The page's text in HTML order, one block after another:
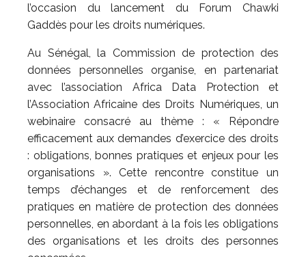
l’occasion du lancement du Forum Chawki
Gaddès pour les droits numériques.
Au Sénégal, la Commission de protection des
données personnelles organise, en partenariat
avec l’association Africa Data Protection et
l’Association Africaine des Droits Numériques, un
webinaire consacré au thème : « Répondre
efficacement aux demandes d’exercice des droits
: obligations, bonnes pratiques et enjeux pour les
organisations ». Cette rencontre constitue un
temps d’échanges et de renforcement des
pratiques en matière de protection des données
personnelles, en abordant à la fois les obligations
des organisations et les droits des personnes